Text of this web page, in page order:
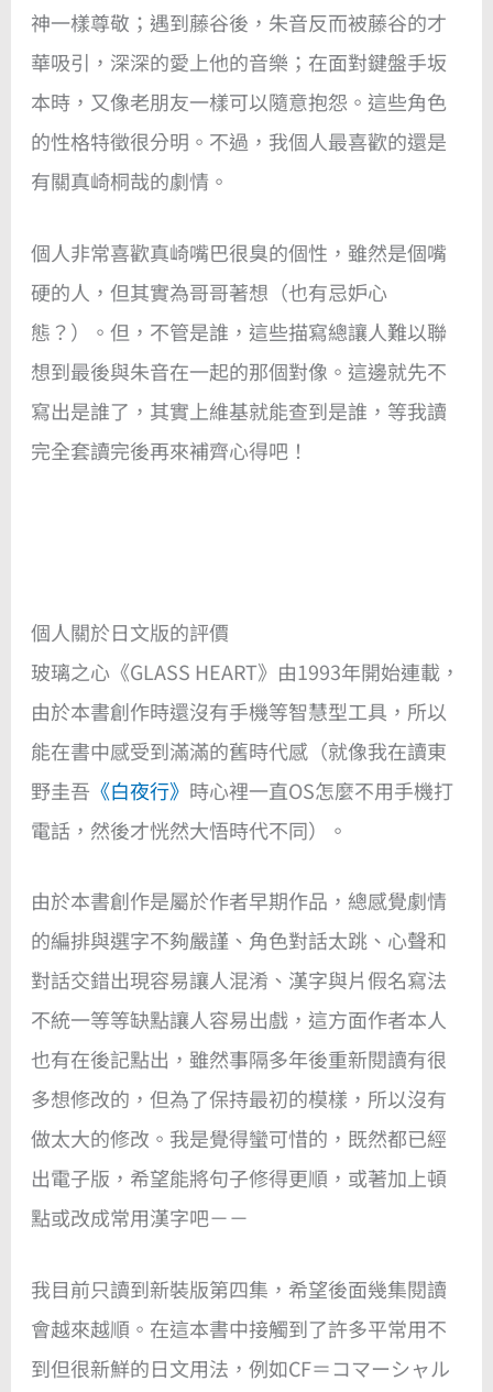
神一樣尊敬；遇到藤谷後，朱音反而被藤谷的才
華吸引，深深的愛上他的音樂；在面對鍵盤手坂
本時，又像老朋友一樣可以隨意抱怨。這些角色
的性格特徵很分明。不過，我個人最喜歡的還是
有關真崎桐哉的劇情。
個人非常喜歡真崎嘴巴很臭的個性，雖然是個嘴
硬的人，但其實為哥哥著想（也有忌妒心
態？）。但，不管是誰，這些描寫總讓人難以聯
想到最後與朱音在一起的那個對像。這邊就先不
寫出是誰了，其實上維基就能查到是誰，等我讀
完全套讀完後再來補齊心得吧！
個人關於日文版的評價
玻璃之心《GLASS HEART》由1993年開始連載，
由於本書創作時還沒有手機等智慧型工具，所以
能在書中感受到滿滿的舊時代感（就像我在讀東
野圭吾 《白夜行》 時心裡一直OS怎麼不用手機打
電話，然後才恍然大悟時代不同）。
由於本書創作是屬於作者早期作品，總感覺劇情
的編排與選字不夠嚴謹、角色對話太跳、心聲和
對話交錯出現容易讓人混淆、漢字與片假名寫法
不統一等等缺點讓人容易出戲，這方面作者本人
也有在後記點出，雖然事隔多年後重新閱讀有很
多想修改的，但為了保持最初的模樣，所以沒有
做太大的修改。我是覺得蠻可惜的，既然都已經
出電子版，希望能將句子修得更順，或著加上頓
點或改成常用漢字吧－－
我目前只讀到新裝版第四集，希望後面幾集閱讀
會越來越順。在這本書中接觸到了許多平常用不
到但很新鮮的日文用法，例如CF＝コマーシャル